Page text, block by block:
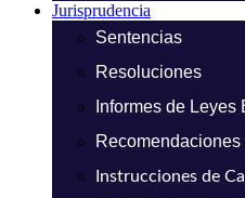
Jurisprudencia
Sentencias
Resoluciones
Informes de Leyes
Instrucciones de